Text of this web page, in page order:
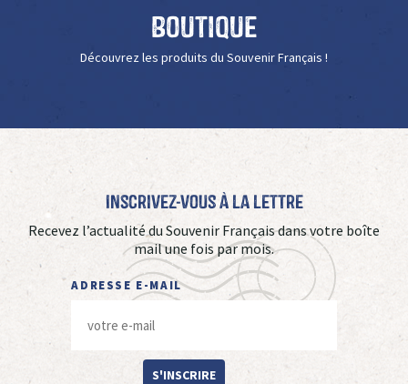
Boutique
Découvrez les produits du Souvenir Français !
Inscrivez-vous à La Lettre
Recevez l’actualité du Souvenir Français dans votre boîte
mail une fois par mois.
ADRESSE E-MAIL
S'INSCRIRE